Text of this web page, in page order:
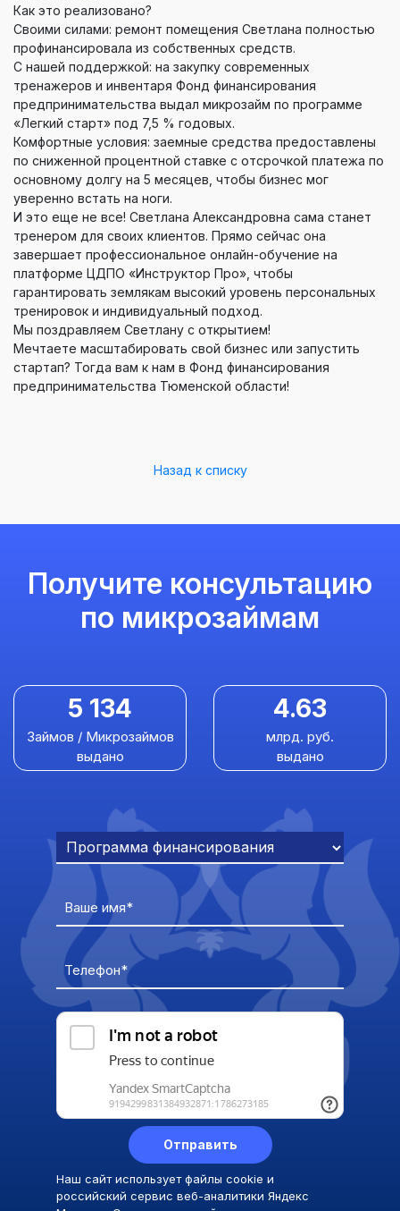
Как это реализовано?
Своими силами: ремонт помещения Светлана полностью
профинансировала из собственных средств.
С нашей поддержкой: на закупку современных
тренажеров и инвентаря Фонд финансирования
предпринимательства выдал микрозайм по программе
«Легкий старт» под 7,5 % годовых.
Комфортные условия: заемные средства предоставлены
по сниженной процентной ставке с отсрочкой платежа по
основному долгу на 5 месяцев, чтобы бизнес мог
уверенно встать на ноги.
И это еще не все! Светлана Александровна сама станет
тренером для своих клиентов. Прямо сейчас она
завершает профессиональное онлайн-обучение на
платформе ЦДПО «Инструктор Про», чтобы
гарантировать землякам высокий уровень персональных
тренировок и индивидуальный подход.
Мы поздравляем Светлану с открытием!
Мечтаете масштабировать свой бизнес или запустить
стартап? Тогда вам к нам в Фонд финансирования
предпринимательства Тюменской области!
Назад к списку
Получите консультацию
по микрозаймам
5 134
Займов / Микрозаймов
выдано
4.63
млрд. руб.
выдано
Ваше имя*
Телефон*
Отправить
Наш сайт использует файлы cookie и
российский сервис веб-аналитики Яндекс